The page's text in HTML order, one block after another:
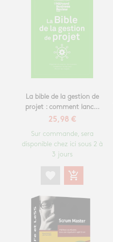
La bible de la gestion de
projet : comment lanc...
25,98 €
Sur commande, sera
disponible chez ici sous 2 à
3 jours
add_shopping_cart